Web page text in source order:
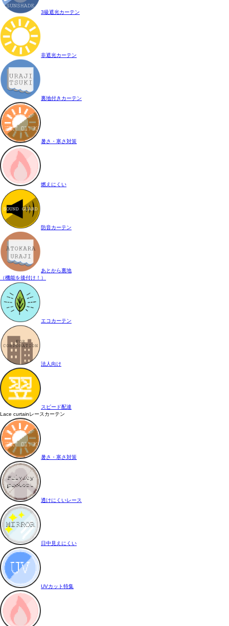
3級遮光カーテン
非遮光カーテン
裏地付きカーテン
暑さ・寒さ対策
燃えにくい
防音カーテン
あとから裏地
（機能を後付け！）
エコカーテン
法人向け
スピード配達
Lace curtainレースカーテン
暑さ・寒さ対策
透けにくいレース
日中見えにくい
UVカット特集